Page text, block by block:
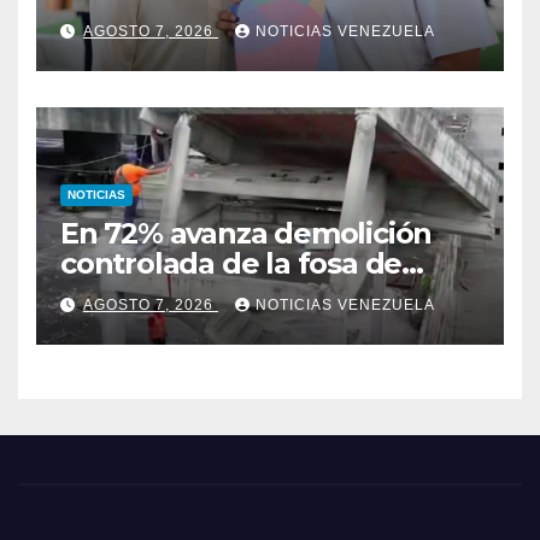
AGOSTO 7, 2026 NOTICIAS VENEZUELA
NOTICIAS
En 72% avanza demolición
controlada de la fosa de
ascensores en la Torre de
David
AGOSTO 7, 2026 NOTICIAS VENEZUELA